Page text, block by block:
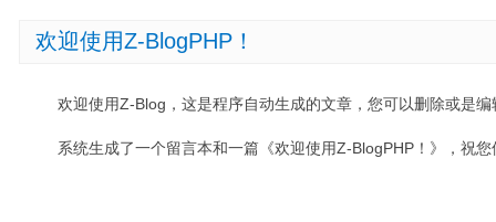
欢迎使用Z-BlogPHP！
欢迎使用Z-Blog，这是程序自动生成的文章，您可以删除或是编
系统生成了一个留言本和一篇《欢迎使用Z-BlogPHP！》，祝